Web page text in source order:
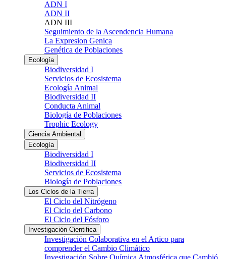
ADN I
ADN II
ADN III
Seguimiento de la Ascendencia Humana
La Expresion Genica
Genética de Poblaciones
Ecología
Biodiversidad I
Servicios de Ecosistema
Ecología Animal
Biodiversidad II
Conducta Animal
Biología de Poblaciones
Trophic Ecology
Ciencia Ambiental
Ecología
Biodiversidad I
Biodiversidad II
Servicios de Ecosistema
Biología de Poblaciones
Los Ciclos de la Tierra
El Ciclo del Nitrógeno
El Ciclo del Carbono
El Ciclo del Fósforo
Investigación Cientifica
Investigación Colaborativa en el Artico para
comprender el Cambio Climático
Investigación Sobre Química Atmosférica que Cambió